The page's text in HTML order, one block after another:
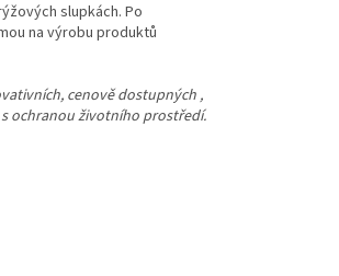
slupkách. Po
na výrobu produktů
cenově dostupných ,
ochranou životního prostředí.